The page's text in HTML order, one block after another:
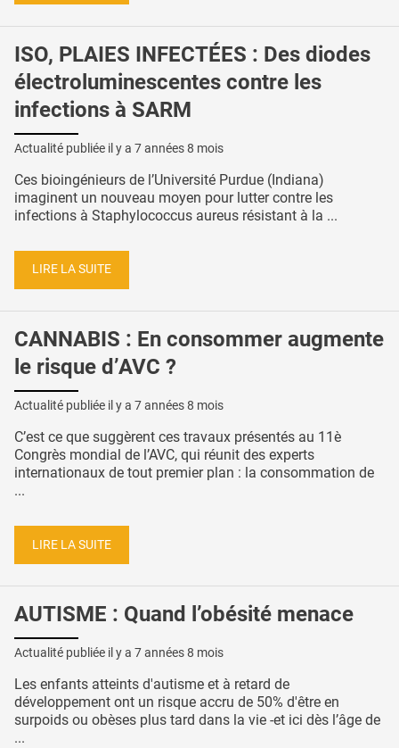
ISO, PLAIES INFECTÉES : Des diodes
électroluminescentes contre les
infections à SARM
Actualité publiée il y a 7 années 8 mois
Ces bioingénieurs de l’Université Purdue (Indiana)
imaginent un nouveau moyen pour lutter contre les
infections à Staphylococcus aureus résistant à la ...
LIRE LA SUITE
CANNABIS : En consommer augmente
le risque d’AVC ?
Actualité publiée il y a 7 années 8 mois
C’est ce que suggèrent ces travaux présentés au 11è
Congrès mondial de l’AVC, qui réunit des experts
internationaux de tout premier plan : la consommation de
...
LIRE LA SUITE
AUTISME : Quand l’obésité menace
Actualité publiée il y a 7 années 8 mois
Les enfants atteints d'autisme et à retard de
développement ont un risque accru de 50% d'être en
surpoids ou obèses plus tard dans la vie -et ici dès l’âge de
...